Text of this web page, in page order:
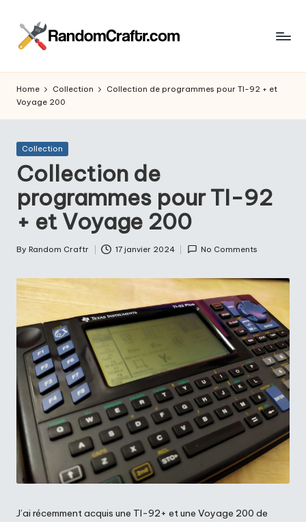
R
a
n
d
o
m
C
r
a
ft
r
touche
Home Collection
Collection de programmes pour TI-92 + et
Voyage 200
Posted
Collection
Collection de
programmes pour TI-92
+ et Voyage 200
Posted
By Random Craftr 17 janvier 2024 No Comments
J’ai récemment acquis une TI-92+ et une Voyage 200 de